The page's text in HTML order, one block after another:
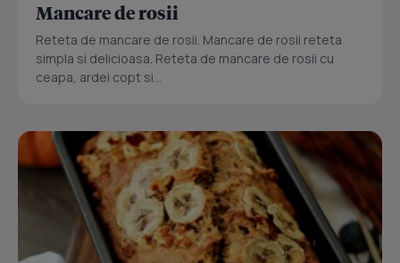
Mancare de rosii
Reteta de mancare de rosii. Mancare de rosii reteta
simpla si delicioasa. Reteta de mancare de rosii cu
ceapa, ardei copt si...